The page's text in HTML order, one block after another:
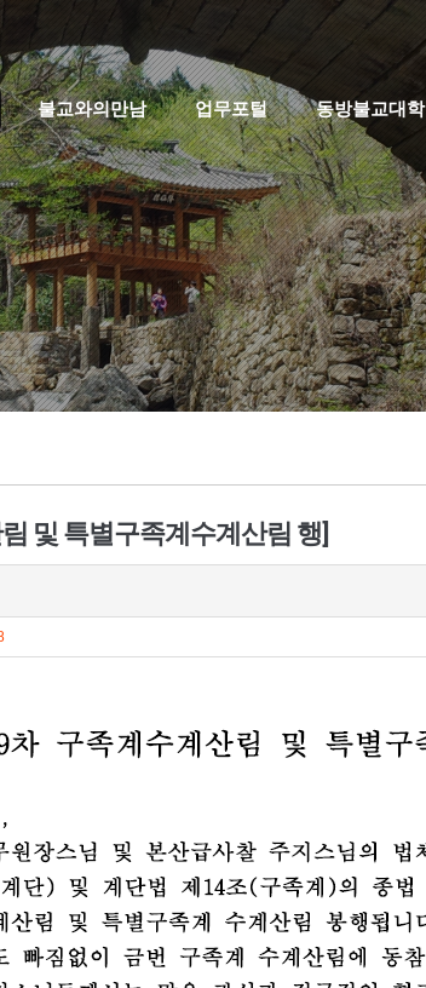
불교와의만남 업무포털 동방불교대학
및 특별구족계수계산림 행]